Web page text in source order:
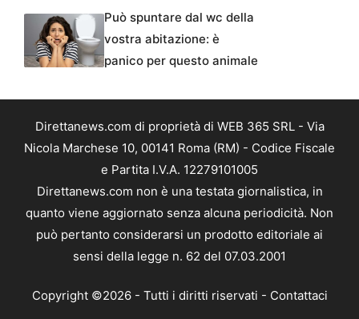
Può spuntare dal wc della
vostra abitazione: è
panico per questo animale
Direttanews.com di proprietà di WEB 365 SRL - Via
Nicola Marchese 10, 00141 Roma (RM) - Codice Fiscale
e Partita I.V.A. 12279101005
Direttanews.com non è una testata giornalistica, in
quanto viene aggiornato senza alcuna periodicità. Non
può pertanto considerarsi un prodotto editoriale ai
sensi della legge n. 62 del 07.03.2001
Copyright ©2026 - Tutti i diritti riservati - Contattaci